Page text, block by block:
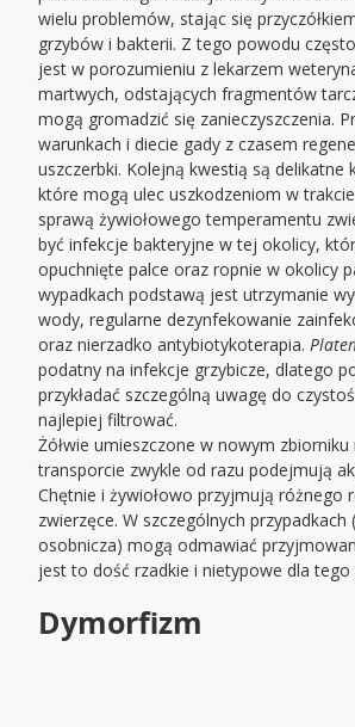
wielu problemów, stając się
grzybów i bakterii. Z tego powodu
jest w porozumieniu z lekarzem
martwych, odstających fragmentów
mogą gromadzić się zanieczyszczenia.
warunkach i diecie gady z czasem
uszczerbki. Kolejną kwestią są delikatne
które mogą ulec uszkodzeniom w
sprawą żywiołowego temperamentu
być infekcje bakteryjne w tej okolicy,
opuchnięte palce oraz ropnie w okolicy
wypadkach podstawą jest utrzymanie
wody, regularne dezynfekowanie
oraz nierzadko antybiotykoterapia.
podatny na infekcje grzybicze, dlatego
przykładać szczególną uwagę do
najlepiej filtrować.
Żółwie umieszczone w nowym zbiorniku
transporcie zwykle od razu podejmują
Chętnie i żywiołowo przyjmują różnego
zwierzęce. W szczególnych przypadkach
osobnicza) mogą odmawiać
jest to dość rzadkie i nietypowe dla tego
Dymorfizm